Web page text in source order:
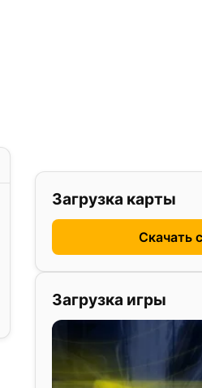
Загрузка карты
Скачать
Загрузка игры